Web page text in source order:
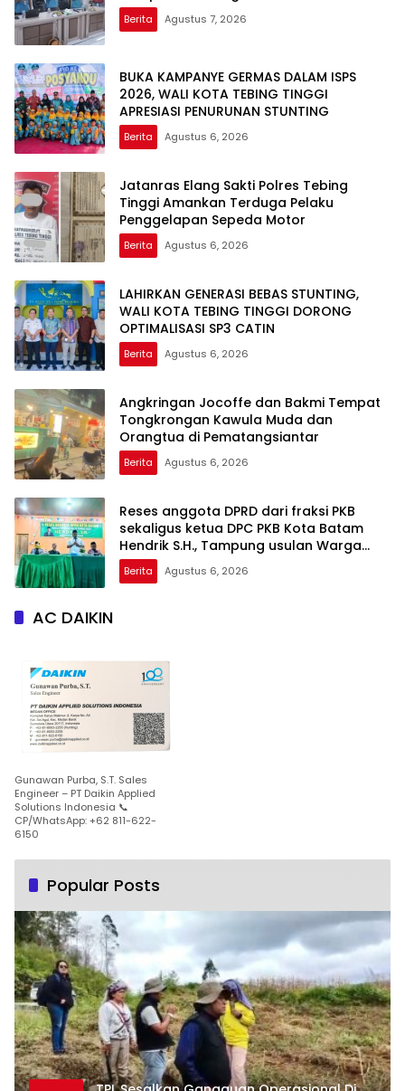
Berita Agustus 7, 2026
BUKA KAMPANYE GERMAS DALAM ISPS
2026, WALI KOTA TEBING TINGGI
APRESIASI PENURUNAN STUNTING
Berita Agustus 6, 2026
Jatanras Elang Sakti Polres Tebing
Tinggi Amankan Terduga Pelaku
Penggelapan Sepeda Motor
Berita Agustus 6, 2026
LAHIRKAN GENERASI BEBAS STUNTING,
WALI KOTA TEBING TINGGI DORONG
OPTIMALISASI SP3 CATIN
Berita Agustus 6, 2026
Angkringan Jocoffe dan Bakmi Tempat
Tongkrongan Kawula Muda dan
Orangtua di Pematangsiantar
Berita Agustus 6, 2026
Reses anggota DPRD dari fraksi PKB
sekaligus ketua DPC PKB Kota Batam
Hendrik S.H., Tampung usulan Warga
Patam Indah Minta Jalan, Ambulans, dan
Sarana Olahraga
Berita Agustus 6, 2026
AC DAIKIN
Gunawan Purba, S.T. Sales
Engineer – PT Daikin Applied
Solutions Indonesia 📞
CP/WhatsApp: +62 811-622-
6150
Popular Posts